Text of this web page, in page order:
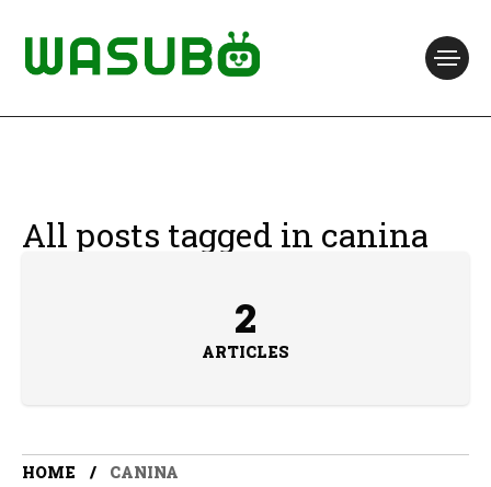
All posts tagged in canina
2
ARTICLES
HOME CANINA